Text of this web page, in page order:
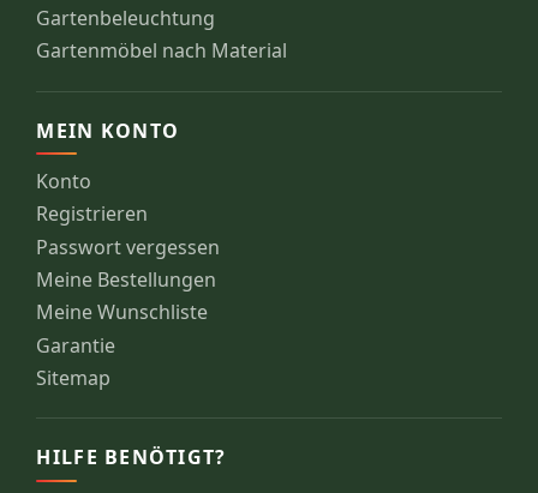
Gartenbeleuchtung
Gartenmöbel nach Material
MEIN KONTO
Konto
Registrieren
Passwort vergessen
Meine Bestellungen
Meine Wunschliste
Garantie
Sitemap
HILFE BENÖTIGT?